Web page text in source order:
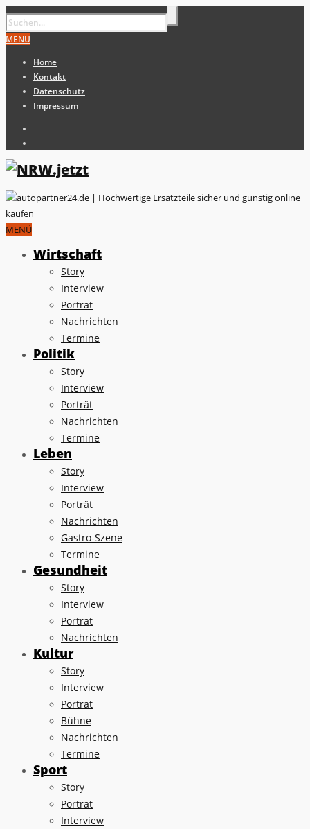
MENÜ
Home
Kontakt
Datenschutz
Impressum
MENÜ
Wirtschaft
Story
Interview
Porträt
Nachrichten
Termine
Politik
Story
Interview
Porträt
Nachrichten
Termine
Leben
Story
Interview
Porträt
Nachrichten
Gastro-Szene
Termine
Gesundheit
Story
Interview
Porträt
Nachrichten
Kultur
Story
Interview
Porträt
Bühne
Nachrichten
Termine
Sport
Story
Porträt
Interview